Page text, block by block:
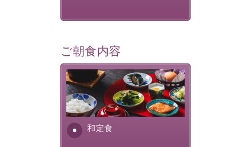
ご朝食内容
和定食
さっぱりとした和食膳に使わ
れる食材は、諏訪の名産品を
ふんだんに取り入れ、安心・
安全を心掛けた長野県産...